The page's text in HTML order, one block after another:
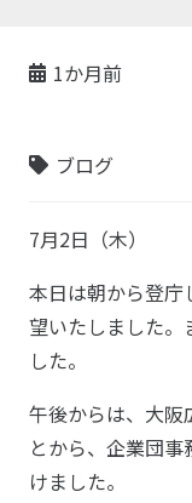
1か月前
ブログ
7月2日（木）
本日は朝から登庁
望いたしました。
した。
午後からは、大阪
とから、企業団
けました。